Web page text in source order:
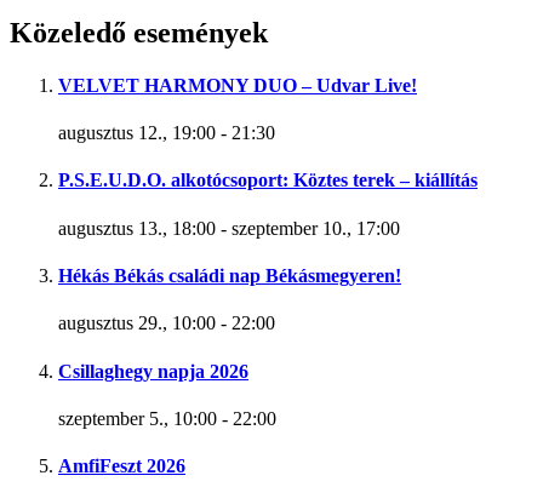
Közeledő események
VELVET HARMONY DUO – Udvar Live!
augusztus 12., 19:00 - 21:30
P.S.E.U.D.O. alkotócsoport: Köztes terek – kiállítás
augusztus 13., 18:00 - szeptember 10., 17:00
Hékás Békás családi nap Békásmegyeren!
augusztus 29., 10:00 - 22:00
Csillaghegy napja 2026
szeptember 5., 10:00 - 22:00
AmfiFeszt 2026